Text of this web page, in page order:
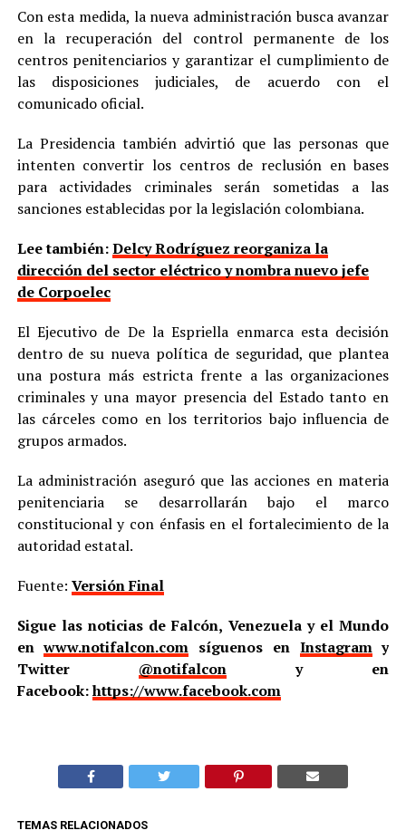
Con esta medida, la nueva administración busca avanzar
en la recuperación del control permanente de los
centros penitenciarios y garantizar el cumplimiento de
las disposiciones judiciales, de acuerdo con el
comunicado oficial.
La Presidencia también advirtió que las personas que
intenten convertir los centros de reclusión en bases
para actividades criminales serán sometidas a las
sanciones establecidas por la legislación colombiana.
Lee también:Delcy Rodríguez reorganiza la
dirección del sector eléctrico y nombra nuevo jefe
de Corpoelec
El Ejecutivo de De la Espriella enmarca esta decisión
dentro de su nueva política de seguridad, que plantea
una postura más estricta frente a las organizaciones
criminales y una mayor presencia del Estado tanto en
las cárceles como en los territorios bajo influencia de
grupos armados.
La administración aseguró que las acciones en materia
penitenciaria se desarrollarán bajo el marco
constitucional y con énfasis en el fortalecimiento de la
autoridad estatal.
Fuente: Versión Final
Sigue las noticias de Falcón, Venezuela y el Mundo
enwww.notifalcon.com síguenos en Instagramy
Twitter @notifalcony en
Facebook:https://www.facebook.com
TEMAS RELACIONADOS